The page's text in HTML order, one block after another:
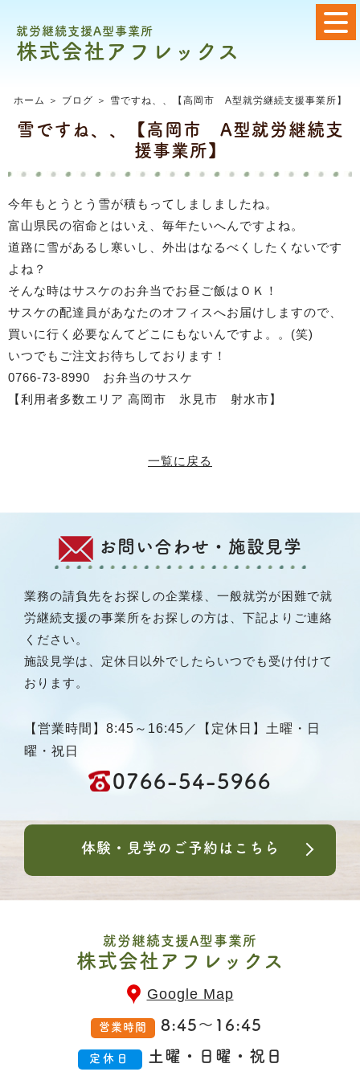
就労継続支援A型事業所
株式会社アフレックス
ホーム ＞ ブログ ＞ 雪ですね、、【高岡市 A型就労継続支援事業所】
雪ですね、、【高岡市 A型就労継続支
援事業所】
今年もとうとう雪が積もってしましましたね。
富山県民の宿命とはいえ、毎年たいへんですよね。
道路に雪があるし寒いし、外出はなるべくしたくないです
よね？
そんな時はサスケのお弁当でお昼ご飯はＯＫ！
サスケの配達員があなたのオフィスへお届けしますので、
買いに行く必要なんてどこにもないんですよ。。(笑)
いつでもご注文お待ちしております！
0766-73-8990 お弁当のサスケ
【利用者多数エリア 高岡市 氷見市 射水市】
一覧に戻る
お問い合わせ・施設見学
業務の請負先をお探しの企業様、一般就労が困難で就
労継続支援の事業所をお探しの方は、下記よりご連絡
ください。
施設見学は、定休日以外でしたらいつでも受け付けて
おります。
【営業時間】8:45～16:45／【定休日】土曜・日
曜・祝日
0766-54-5966
体験・見学のご予約はこちら
就労継続支援A型事業所
株式会社アフレックス
Google Map
営業時間 8:45～16:45
定休日 土曜・日曜・祝日